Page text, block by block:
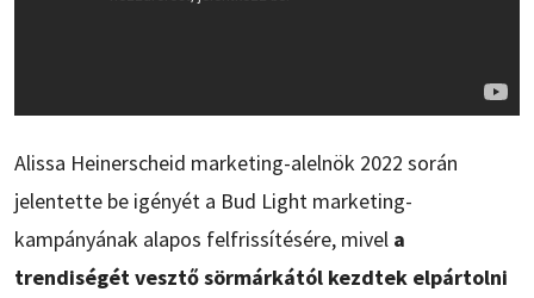
Alissa Heinerscheid marketing-alelnök 2022 során
jelentette be igényét a Bud Light marketing-
kampányának alapos felfrissítésére, mivel a
trendiségét vesztő sörmárkától kezdtek elpártolni